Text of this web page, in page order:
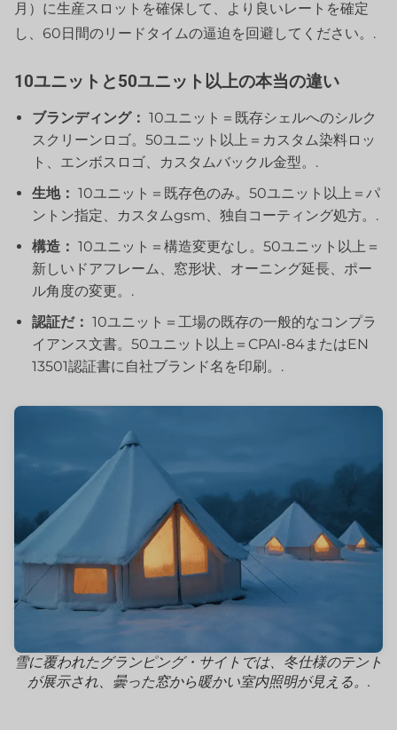
月）に生産スロットを確保して、より良いレートを確定
し、60日間のリードタイムの逼迫を回避してください。.
10ユニットと50ユニット以上の本当の違い
ブランディング： 10ユニット＝既存シェルへのシルク
スクリーンロゴ。50ユニット以上＝カスタム染料ロッ
ト、エンボスロゴ、カスタムバックル金型。.
生地： 10ユニット＝既存色のみ。50ユニット以上＝パ
ントン指定、カスタムgsm、独自コーティング処方。.
構造： 10ユニット＝構造変更なし。50ユニット以上＝
新しいドアフレーム、窓形状、オーニング延長、ポー
ル角度の変更。.
認証だ： 10ユニット＝工場の既存の一般的なコンプラ
イアンス文書。50ユニット以上＝CPAI-84またはEN
13501認証書に自社ブランド名を印刷。.
雪に覆われたグランピング・サイトでは、冬仕様のテント
が展示され、曇った窓から暖かい室内照明が見える。.